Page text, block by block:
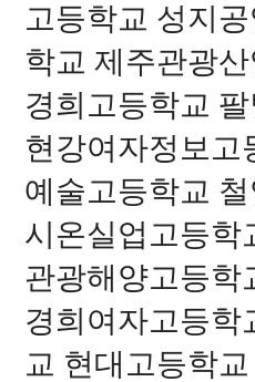
고등학교 성지
학교 제주관광
경희고등학교
현강여자정보고
예술고등학교
시온실업고등학
관광해양고등학
경희여자고등학
교 현대고등학